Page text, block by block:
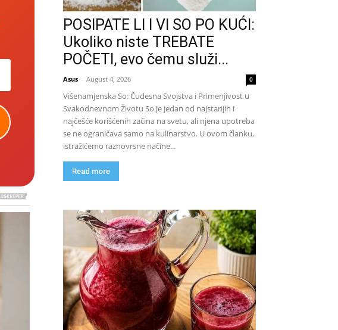
POSIPATE LI I VI SO PO KUĆI:
Ukoliko niste TREBATE
POČETI, evo čemu služi...
Asus - August 4, 2026 0
Višenamjenska So: Čudesna Svojstva i Primenjivost u
Svakodnevnom Životu So je jedan od najstarijih i
najčešće korišćenih začina na svetu, ali njena upotreba
se ne ograničava samo na kulinarstvo. U ovom članku,
istražićemo raznovrsne načine...
Read more